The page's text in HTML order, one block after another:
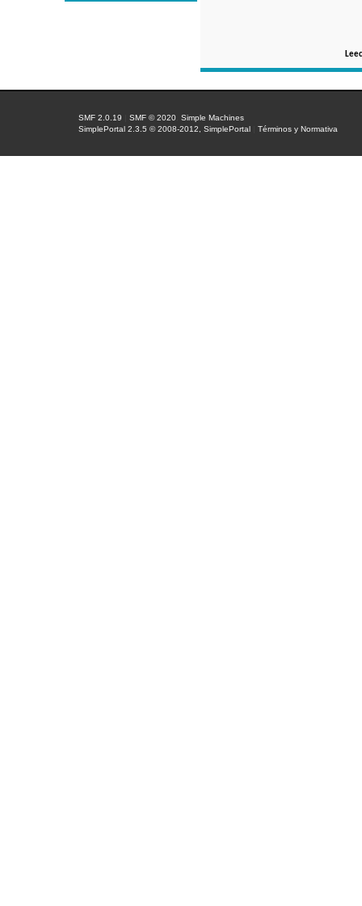
SMF 2.0.19 |SMF © 2020 ,Simple Machines
SimplePortal 2.3.5 © 2008-2012, SimplePortal
|Términos y Normativa